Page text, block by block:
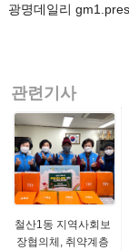
광명데일리
관련기사
철산1동 지역사회보
장협의체, 취약계층